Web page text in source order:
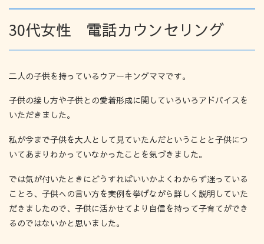
30代女性 電話カウンセリング
二人の子供を持っているウアーキングママです。
子供の接し方や子供との愛着形成に関していろいろアドバイスを
いただきました。
私が今まで子供を大人として見ていたんだということと子供につ
いてあまりわかっていなかったことを気づきました。
では気が付いたときにどうすればいいかよくわからず迷っている
ことろ、子供への言い方を実例を挙げながら詳しく説明していた
だきましたので、子供に活かせてより自信を持って子育てができ
るのではないかと思いました。